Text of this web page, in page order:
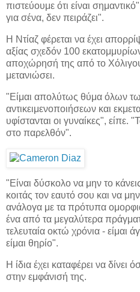
πιστεύουμε ότι είναι
για σένα, δεν πειράζει".
Η Ντίαζ φέρεται να έχει
αξίας σχεδόν 100
αποχώρησή της από το
μετανιώσει.
"Είμαι απολύτως θύμα όλων
αντικειμενοποιήσεων και
υφίστανται οι γυναίκες", είπε.
στο παρελθόν".
"Είναι δύσκολο να μην το
κοιτάς τον εαυτό σου και να
ανάλογα με τα πρότυπα
ένα από τα μεγαλύτερα
τελευταία οκτώ χρόνια - είμαι
είμαι θηρίο".
Η ίδια έχει καταφέρει να δίνει
στην εμφάνισή της.